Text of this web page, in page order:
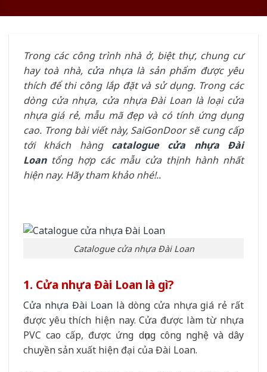
Trong các công trình nhà ở, biệt thự, chung cư
hay toà nhà, cửa nhựalà sản phẩm được yêu
thích để thi công lắp đặt và sử dụng. Trong các
dòng cửa nhựa, cửa nhựa Đài Loan là loại cửa
nhựa giá rẻ, mẫu mã đẹp và có tính ứng dụng
cao. Trong bài viết này, SaiGonDoor sẽ cung cấp
tới khách hàng catalogue cửa nhựa Đài
Loantổng hợp các mẫu cửa thịnh hành nhất
hiện nay. Hãy tham khảo nhé!..
Catalogue cửa nhựa Đài Loan
1. Cửa nhựa Đài Loan là gì?
Cửa nhựa Đài Loan là dòng cửa nhựa giá rẻ rất
được yêu thích hiện nay. Cửa được làm từ nhựa
PVC cao cấp, được ứng dụng công nghệ và dây
chuyền sản xuất hiện đại của Đài Loan.